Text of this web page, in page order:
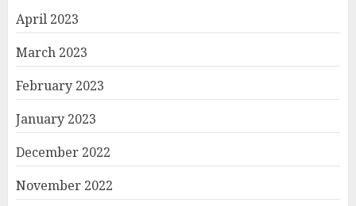
April 2023
March 2023
February 2023
January 2023
December 2022
November 2022